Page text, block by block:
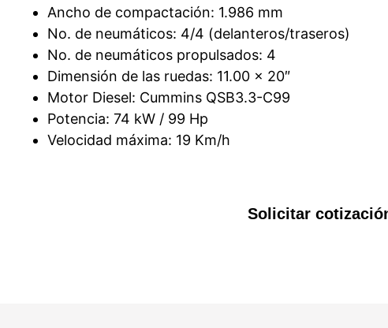
Ancho de compactación: 1.986 mm
No. de neumáticos: 4/4 (delanteros/traseros)
No. de neumáticos propulsados: 4
Dimensión de las ruedas: 11.00 x 20″
Motor Diesel: Cummins QSB3.3-C99
Potencia: 74 kW / 99 Hp
Velocidad máxima: 19 Km/h
Solicitar